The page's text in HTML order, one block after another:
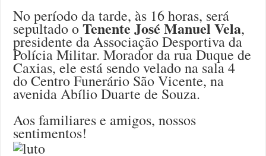
No período da tarde, às 16 horas, será
sepultado oTenente José Manuel Vela,
presidente da Associação Desportiva da
Polícia Militar. Morador da rua Duque de
Caxias, ele está sendo velado na sala 4
do Centro Funerário São Vicente, na
avenida Abílio Duarte de Souza.
Aos familiares e amigos, nossos
sentimentos!